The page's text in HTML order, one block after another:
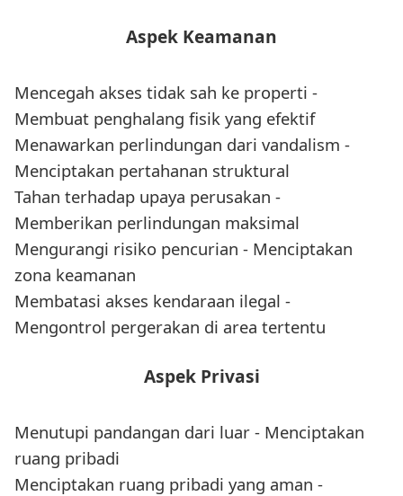
Aspek Keamanan
Mencegah akses tidak sah ke properti -
Membuat penghalang fisik yang efektif
Menawarkan perlindungan dari vandalism -
Menciptakan pertahanan struktural
Tahan terhadap upaya perusakan -
Memberikan perlindungan maksimal
Mengurangi risiko pencurian - Menciptakan
zona keamanan
Membatasi akses kendaraan ilegal -
Mengontrol pergerakan di area tertentu
Aspek Privasi
Menutupi pandangan dari luar - Menciptakan
ruang pribadi
Menciptakan ruang pribadi yang aman -